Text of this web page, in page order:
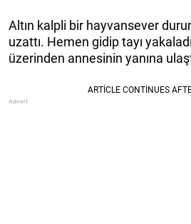
Altın kalpli bir hayvansever
uzattı. Hemen gidip tayı
üzerinden annesinin yanına